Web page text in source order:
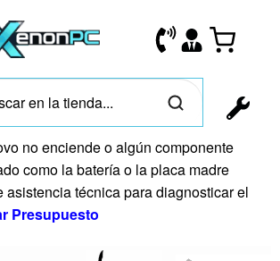
no enciende o algún componente
como la batería o la placa madre
asistencia técnica para diagnosticar el
Presupuesto